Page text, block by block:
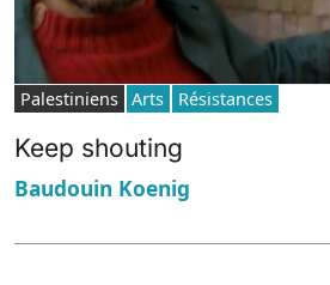
Palestiniens Arts Résistances
Keep shouting
Baudouin Koenig